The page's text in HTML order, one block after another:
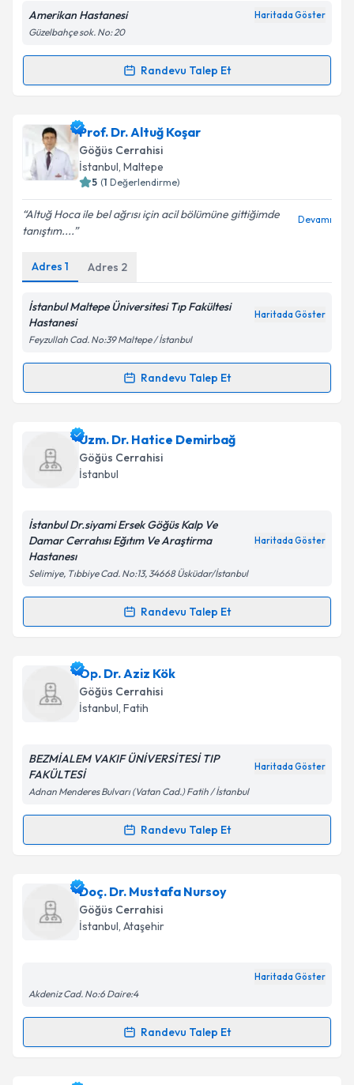
Kişisel verilerimin işlenmesine ilişkin
Aydınlatma
Metni'ni okudum ve kişisel verilerimin belirtilen
kapsamda işlenmesini kabul ediyorum.
Amerikan Hastanesi Haritada Göster
Güzelbahçe sok. No: 20
Randevu Talep Et
Randevu Takvimi Talebi
Prof. Dr. Şükrü Dilegeiçin randevu takvimi talebi
oluşturun. Size bu uzmandan randevu almanız için bir
takvim hazırlandığında e-posta ile bilgilendireceğiz.
Kişisel verilerimin işlenmesine ilişkin
Metni'ni okudum ve kişisel verilerimin belirtilen
kapsamda işlenmesini kabul ediyorum.
Prof. Dr. Altuğ Koşar
Göğüs Cerrahisi
İstanbul, Maltepe
5 (1 Değerlendirme)
Altuğ Hoca ile bel ağrısı için acil bölümüne gittiğimde
tanıştım....
Devamı
Adres 1 Adres 2
İstanbul Maltepe Üniversitesi Tıp Fakültesi
Hastanesi
Haritada Göster
Feyzullah Cad. No:39 Maltepe / İstanbul
Randevu Talep Et
Randevu Takvimi Talebi
Prof. Dr. Altuğ Koşariçin randevu takvimi talebi
oluşturun. Size bu uzmandan randevu almanız için bir
takvim hazırlandığında e-posta ile bilgilendireceğiz.
Kişisel verilerimin işlenmesine ilişkin
Metni'ni okudum ve kişisel verilerimin belirtilen
kapsamda işlenmesini kabul ediyorum.
Uzm. Dr. Hatice Demirbağ
Göğüs Cerrahisi
İstanbul
İstanbul Dr.siyami Ersek Göğüs Kalp Ve
Damar Cerrahısı Eğıtım Ve Araştirma
Hastanesı
Haritada Göster
Selimiye, Tıbbiye Cad. No:13, 34668 Üsküdar/İstanbul
Randevu Talep Et
Randevu Takvimi Talebi
Uzm. Dr. Hatice Demirbağ
talebi oluşturun. Size bu uzmandan randevu almanız
için bir takvim hazırlandığında e-posta ile
E-posta Adresiniz
Kişisel verilerimin işlenmesine ilişkin
Metni'ni okudum ve kişisel verilerimin belirtilen
Takvim Talebini Gönder
Op. Dr. Aziz Kök
Göğüs Cerrahisi
İstanbul, Fatih
BEZMİALEM VAKIF ÜNİVERSİTESİ TIP
FAKÜLTESİ
Haritada Göster
Adnan Menderes Bulvarı (Vatan Cad.) Fatih / İstanbul
Randevu Talep Et
Randevu Takvimi Talebi
Op. Dr. Aziz Kökiçin randevu takvimi talebi oluşturun.
Size bu uzmandan randevu almanız için bir takvim
hazırlandığında e-posta ile bilgilendireceğiz.
Kişisel verilerimin işlenmesine ilişkin
Metni'ni okudum ve kişisel verilerimin belirtilen
Doç. Dr. Mustafa Nursoy
Göğüs Cerrahisi
İstanbul, Ataşehir
Haritada Göster
Akdeniz Cad. No:6 Daire:4
Randevu Talep Et
Randevu Takvimi Talebi